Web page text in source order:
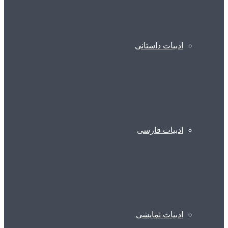
ادبیات داستانی
ادبیات فارسی
ادبیات نمایشی